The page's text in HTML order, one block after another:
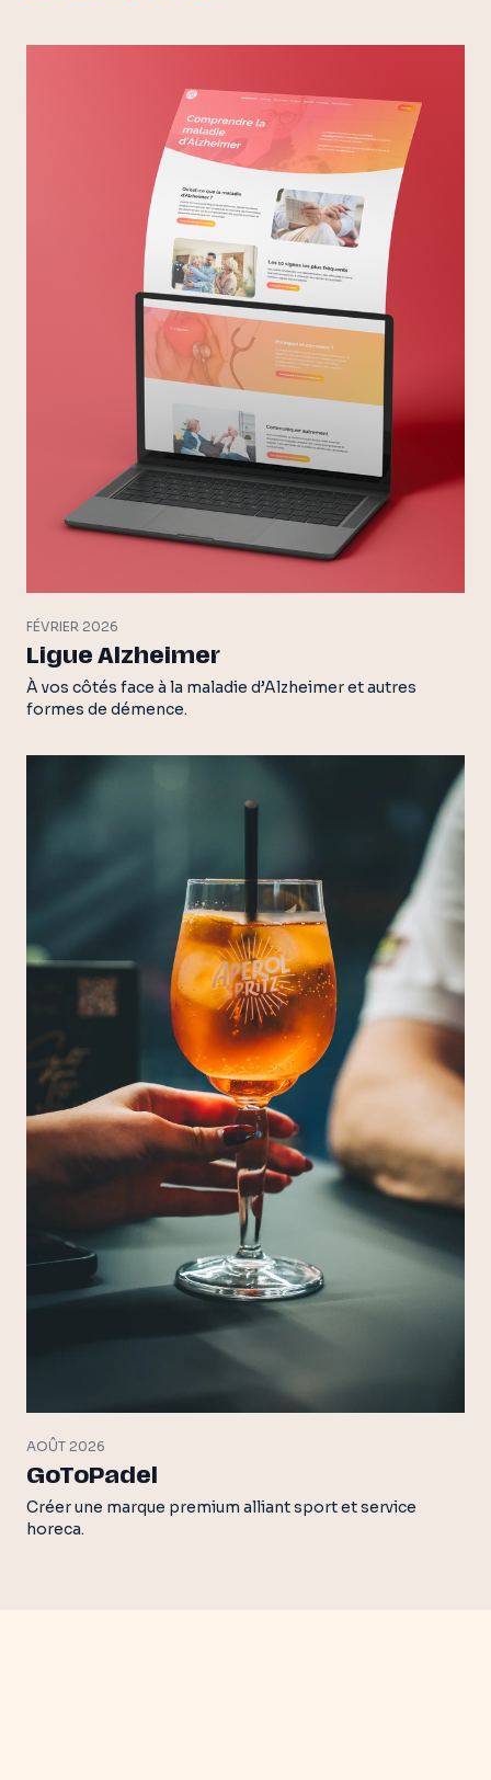
FÉVRIER 2026
Ligue Alzheimer
À vos côtés face à la maladie d’Alzheimer et autres
formes de démence.
AOÛT 2026
GoToPadel
Créer une marque premium alliant sport et service
horeca.